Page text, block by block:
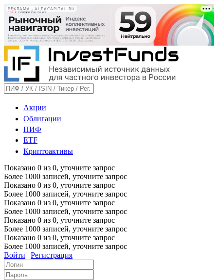
РЕКЛАМА • ALFACAPITAL.RU
Акции
Облигации
ПИФ
ETF
Криптоактивы
Показано 0 из 0, уточните запрос
Более 1000 записей, уточните запрос
Показано 0 из 0, уточните запрос
Более 1000 записей, уточните запрос
Показано 0 из 0, уточните запрос
Более 1000 записей, уточните запрос
Показано 0 из 0, уточните запрос
Более 1000 записей, уточните запрос
Показано 0 из 0, уточните запрос
Более 1000 записей, уточните запрос
Войти | Регистрация